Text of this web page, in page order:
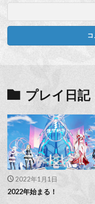
プレイ日記
2022年1月1日
2022年始まる！